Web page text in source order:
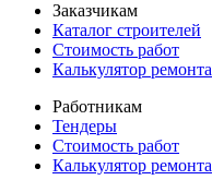
Заказчикам
Каталог строителей
Стоимость работ
Калькулятор ремонта
Работникам
Тендеры
Стоимость работ
Калькулятор ремонта